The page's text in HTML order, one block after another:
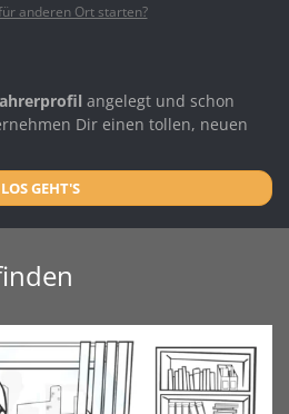
anderen Ort starten?
angelegt und schon
Dir einen tollen, neuen
LOS GEHT'S